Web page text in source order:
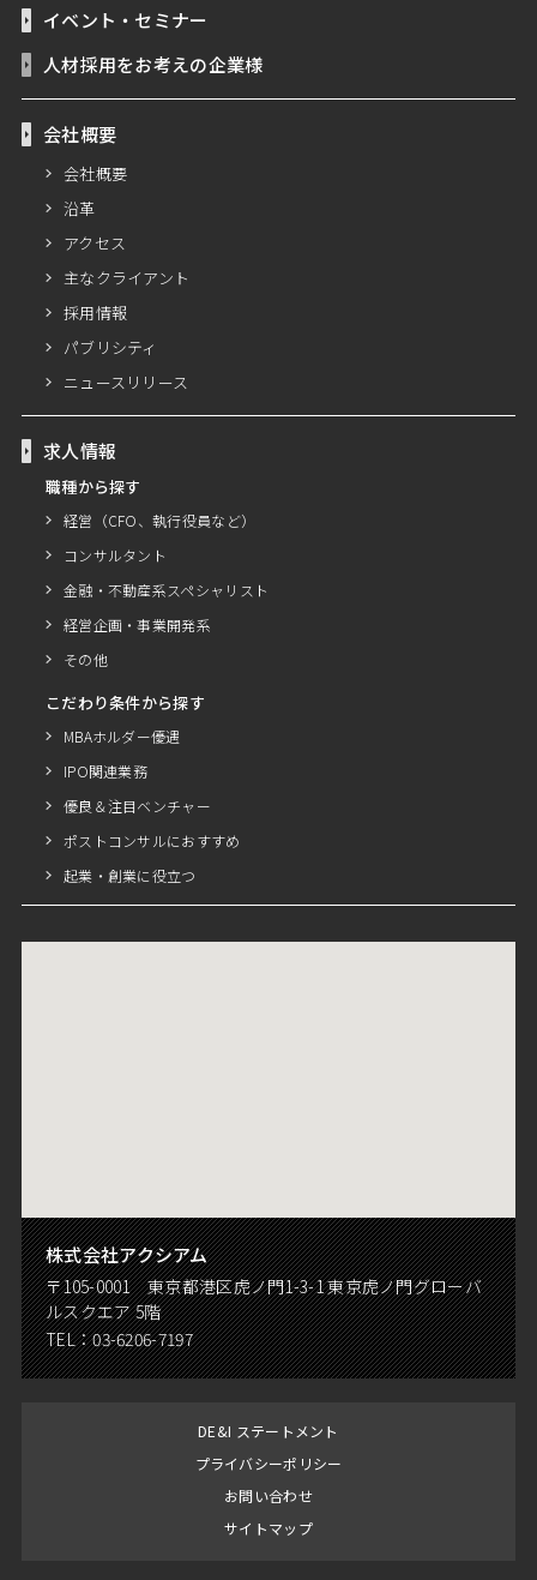
イベント・セミナー
人材採用をお考えの企業様
会社概要
会社概要
沿革
アクセス
主なクライアント
採用情報
パブリシティ
ニュースリリース
求人情報
職種から探す
経営（CFO、執行役員など）
コンサルタント
金融・不動産系スペシャリスト
経営企画・事業開発系
その他
こだわり条件から探す
MBAホルダー優遇
IPO関連業務
優良＆注目ベンチャー
ポストコンサルにおすすめ
起業・創業に役立つ
株式会社アクシアム
〒105-0001 東京都港区虎ノ門1-3-1 東京虎ノ門グローバ
ルスクエア 5階
TEL：03-6206-7197
DE&I ステートメント
プライバシーポリシー
お問い合わせ
サイトマップ